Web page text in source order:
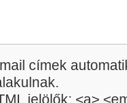
címek
jelölők: <a>